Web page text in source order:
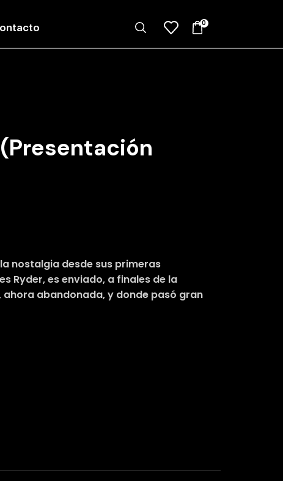
0
(Presentación
nostalgia desde sus primeras
Ryder, es enviado, a finales de la
ahora abandonada, y donde pasó gran